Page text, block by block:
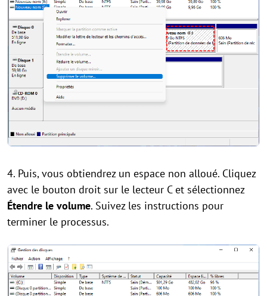
4. Puis, vous obtiendrez un espace non alloué. Cliquez
avec le bouton droit sur le lecteur C et sélectionnez
Étendre le volume. Suivez les instructions pour
terminer le processus.